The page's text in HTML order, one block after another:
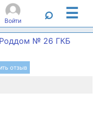
Войти ⌕ ☰
Роддом № 26 ГКБ
отзыв